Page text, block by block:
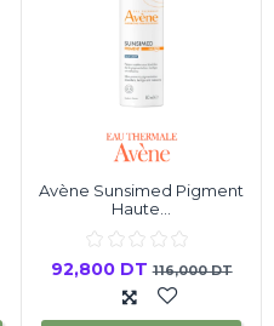
Avène Sunsimed Pigment
Haute...
92,800 DT116,000 DT